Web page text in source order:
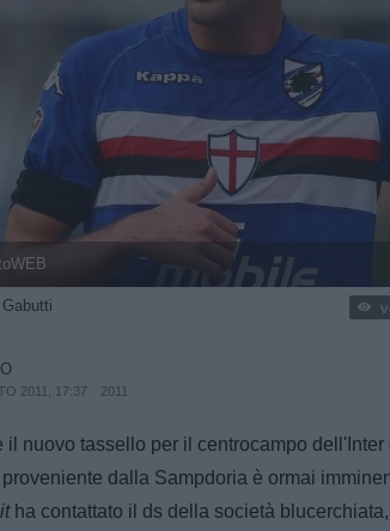
2011, 17:37 2011
il nuovo tassello per il centrocampo
dalla Sampdoria è ormai
ha contattato il ds della società